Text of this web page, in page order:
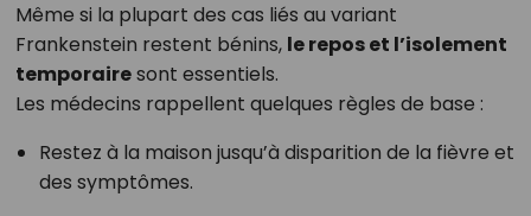
Même si la plupart des cas liés au variant
Frankenstein restent bénins, le repos et l’isolement
temporairesont essentiels.
Les médecins rappellent quelques règles de base :
Restez à la maison jusqu’à disparition de la fièvre et
des symptômes.